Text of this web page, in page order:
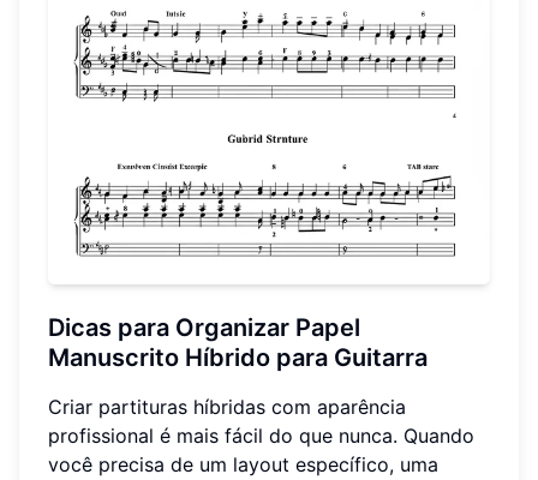
Dicas para Organizar Papel
Manuscrito Híbrido para Guitarra
Criar partituras híbridas com aparência
profissional é mais fácil do que nunca. Quando
você precisa de um layout específico, uma